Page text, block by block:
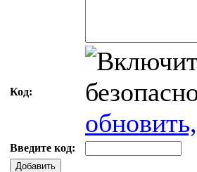
Код:
Введите код:
Добавить